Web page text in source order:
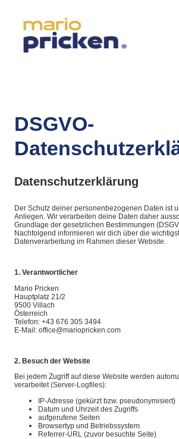
DSGVO-
Datenschutzerklärung
Der Schutz deiner personenbezogenen Daten ist
Anliegen. Wir verarbeiten deine Daten daher
Grundlage der gesetzlichen Bestimmungen
Nachfolgend informieren wir dich über die
Datenverarbeitung im Rahmen dieser Website.
1. Verantwortlicher
Mario Pricken
Hauptplatz 21/2
9500 Villach
Österreich
Telefon: +43 676 305 3494
E-Mail: office@mariopricken.com
2. Besuch der Website
Bei jedem Zugriff auf diese Website werden
verarbeitet (Server-Logfiles):
IP-Adresse (gekürzt bzw. pseudonymisiert)
Datum und Uhrzeit des Zugriffs
aufgerufene Seiten
Browsertyp und Betriebssystem
Referrer-URL (zuvor besuchte Seite)